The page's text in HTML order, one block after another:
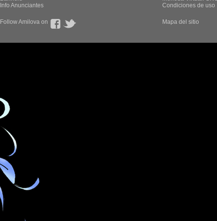
Info Anunciantes
Condiciones de uso
Follow Amilova on Mapa del sitio